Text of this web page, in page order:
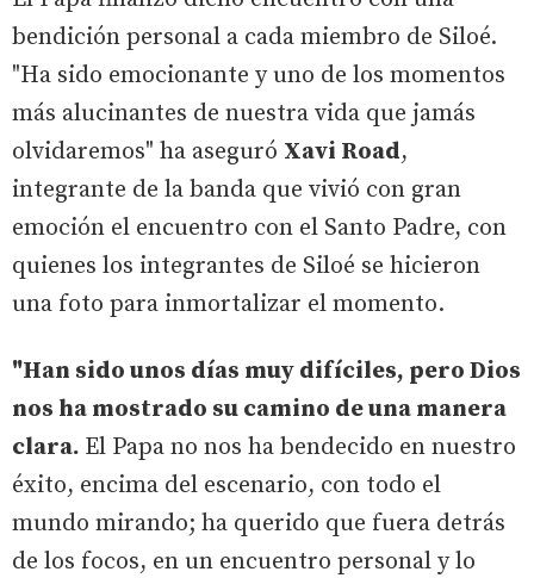
bendición personal a cada miembro de Siloé.
"Ha sido emocionante y uno de los momentos
más alucinantes de nuestra vida que jamás
olvidaremos" ha aseguró Xavi Road,
integrante de la banda que vivió con gran
emoción el encuentro con el Santo Padre, con
quienes los integrantes de Siloé se hicieron
una foto para inmortalizar el momento.
"Han sido unos días muy difíciles, pero Dios
nos ha mostrado su camino de una manera
clara. El Papa no nos ha bendecido en nuestro
éxito, encima del escenario, con todo el
mundo mirando; ha querido que fuera detrás
de los focos, en un encuentro personal y lo